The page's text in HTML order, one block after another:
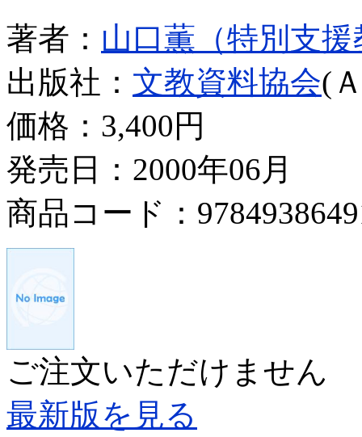
著者： 山口薫（特別支
出版社： 文教資料協会(
価格： 3,400円
発売日：2000年06月
商品コード：
ご注文いただけません
最新版を見る